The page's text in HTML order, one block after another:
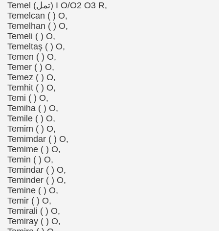
Temel (تمل) I O/O2 O3 R,
Temelcan ( ) O,
Temelhan ( ) O,
Temeli ( ) O,
Temeltaş ( ) O,
Temen ( ) O,
Temer ( ) O,
Temez ( ) O,
Temhit ( ) O,
Temi ( ) O,
Temiha ( ) O,
Temile ( ) O,
Temim ( ) O,
Temimdar ( ) O,
Temime ( ) O,
Temin ( ) O,
Temindar ( ) O,
Teminder ( ) O,
Temine ( ) O,
Temir ( ) O,
Temirali ( ) O,
Temiray ( ) O,